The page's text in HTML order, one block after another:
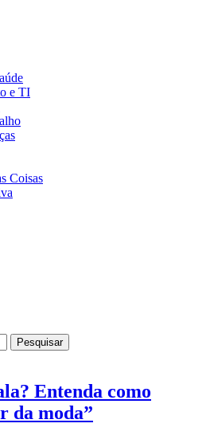
e TI
Coisas
Pesquisar
Entenda como
da moda”